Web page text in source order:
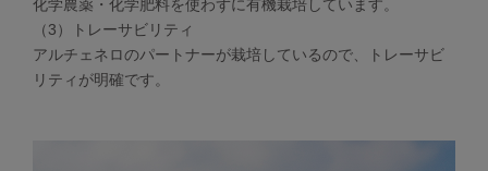
化学農薬・化学肥料を使わずに有機栽培しています。
（3）トレーサビリティ
アルチェネロのパートナーが栽培しているので、トレーサビ
リティが明確です。